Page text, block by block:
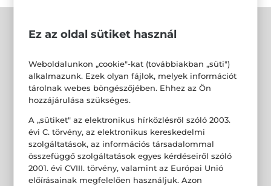
Ez az oldal sütiket használ
Weboldalunkon „cookie"-kat (továbbiakban „süti")
alkalmazunk. Ezek olyan fájlok, melyek információt
tárolnak webes böngészőjében. Ehhez az Ön
hozzájárulása szükséges.
A „sütiket" az elektronikus hírközlésről szóló 2003.
évi C. törvény, az elektronikus kereskedelmi
szolgáltatások, az információs társadalommal
összefüggő szolgáltatások egyes kérdéseiről szóló
2001. évi CVIII. törvény, valamint az Európai Unió
előírásainak megfelelően használjuk. Azon